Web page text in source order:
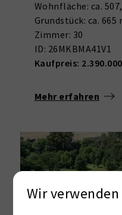
Wohnfläche: ca.
Grundstück: ca. 665
Zimmer: 30
ID: 26MKBMA41V1
Kaufpreis:
Mehr erfahren
Wir